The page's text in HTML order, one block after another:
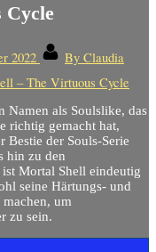
Cycle
2022 By Claudia
– The Virtuous Cycle
Namen als Soulslike, das
richtig gemacht hat,
Bestie der Souls-Serie
hin zu den
Mortal Shell eindeutig
seine Härtungs- und
um
zu sein.